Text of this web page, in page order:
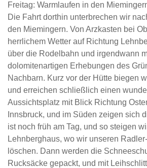
Freitag: Warmlaufen in den
Die Fahrt dorthin unterbrechen wir
den Miemingern. Von Arzkasten bei
herrlichem Wetter auf Richtung
über die Rodelbahn und irgendwann
dolomitenartigen Erhebungen des
Nachbarn. Kurz vor der Hütte biegen
und erreichen schließlich einen
Aussichtsplatz mit Blick Richtung
Innsbruck, und im Süden zeigen sich
ist noch früh am Tag, und so steigen
Lehnberghaus, wo wir unseren
löschen. Dann werden die
Rucksäcke gepackt, und mit